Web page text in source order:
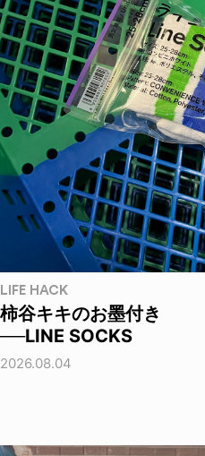
LIFE HACK
柿谷キキのお墨付き
──LINE SOCKS
2026.08.04